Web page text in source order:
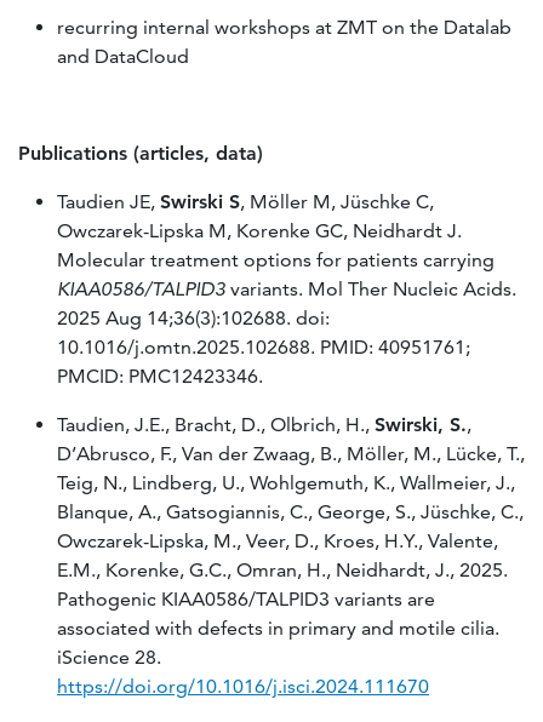
recurring internal workshops at ZMT on the Datalab
and DataCloud
Publications (articles, data)
Taudien JE, Swirski S, Möller M, Jüschke C,
Owczarek-Lipska M, Korenke GC, Neidhardt J.
Molecular treatment options for patients carrying
KIAA0586/TALPID3 variants. Mol Ther Nucleic Acids.
2025 Aug 14;36(3):102688. doi:
10.1016/j.omtn.2025.102688. PMID: 40951761;
PMCID: PMC12423346.
Taudien, J.E., Bracht, D., Olbrich, H., Swirski, S.,
D’Abrusco, F., Van der Zwaag, B., Möller, M., Lücke, T.,
Teig, N., Lindberg, U., Wohlgemuth, K., Wallmeier, J.,
Blanque, A., Gatsogiannis, C., George, S., Jüschke, C.,
Owczarek-Lipska, M., Veer, D., Kroes, H.Y., Valente,
E.M., Korenke, G.C., Omran, H., Neidhardt, J., 2025.
Pathogenic KIAA0586/TALPID3 variants are
associated with defects in primary and motile cilia.
iScience 28.
https://doi.org/10.1016/j.isci.2024.111670